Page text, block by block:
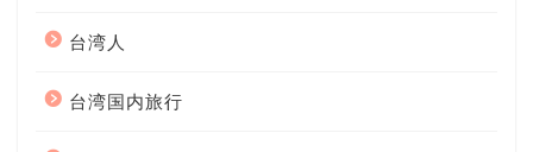
台湾人
台湾国内旅行